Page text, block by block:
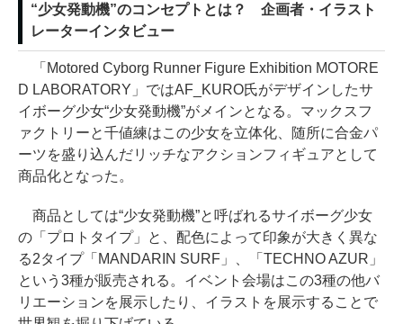
“少女発動機”のコンセプトとは？ 企画者・イラスト
レーターインタビュー
「Motored Cyborg Runner Figure Exhibition MOTORE
D LABORATORY」ではAF_KURO氏がデザインしたサ
イボーグ少女“少女発動機”がメインとなる。マックスフ
ァクトリーと千値練はこの少女を立体化、随所に合金パ
ーツを盛り込んだリッチなアクションフィギュアとして
商品化となった。
商品としては“少女発動機”と呼ばれるサイボーグ少女
の「プロトタイプ」と、配色によって印象が大きく異な
る2タイプ「MANDARIN SURF」、「TECHNO AZUR」
という3種が販売される。イベント会場はこの3種の他バ
リエーションを展示したり、イラストを展示することで